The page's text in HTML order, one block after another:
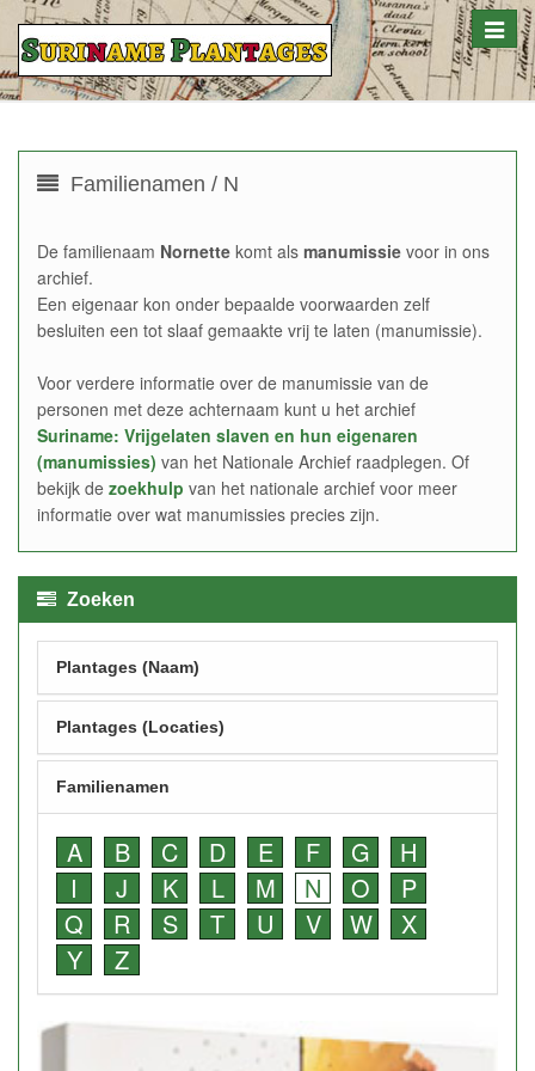
Toggle
Familienamen / N
De familienaam Nornette komt als manumissie voor in ons
archief.
Een eigenaar kon onder bepaalde voorwaarden zelf
besluiten een tot slaaf gemaakte vrij te laten (manumissie).
Voor verdere informatie over de manumissie van de
personen met deze achternaam kunt u het archief
Suriname: Vrijgelaten slaven en hun eigenaren
(manumissies) van het Nationale Archief raadplegen. Of
bekijk de zoekhulp van het nationale archief voor meer
informatie over wat manumissies precies zijn.
Zoeken
Plantages (Naam)
Plantages (Locaties)
Familienamen
A B C D E F G
H
I
J K L M N O
P
Q
R S T U V W
X
Y
Z